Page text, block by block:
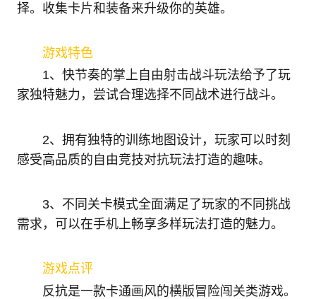
择。收集卡片和装备来升级你的英雄。
游戏特色
1、快节奏的掌上自由射击战斗玩法给予了玩
家独特魅力，尝试合理选择不同战术进行战斗。
2、拥有独特的训练地图设计，玩家可以时刻
感受高品质的自由竞技对抗玩法打造的趣味。
3、不同关卡模式全面满足了玩家的不同挑战
需求，可以在手机上畅享多样玩法打造的魅力。
游戏点评
反抗是一款卡通画风的横版冒险闯关类游戏。